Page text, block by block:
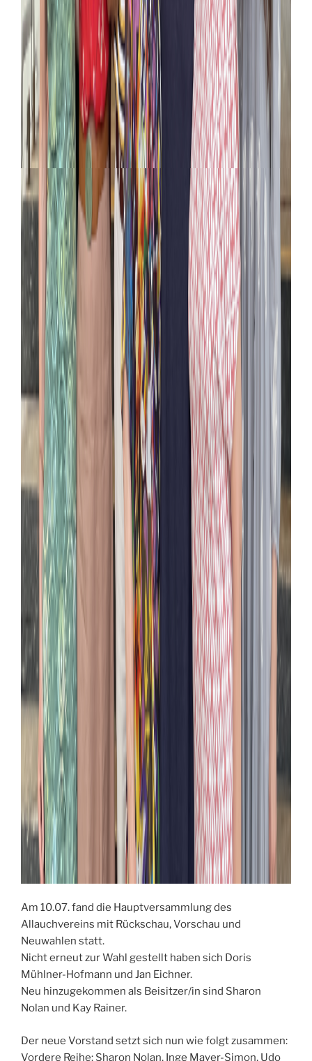
Am 10.07. fand die Hauptversammlung des
Allauchvereins mit Rückschau, Vorschau und
Neuwahlen statt.
Nicht erneut zur Wahl gestellt haben sich Doris
Mühlner-Hofmann und Jan Eichner.
Neu hinzugekommen als Beisitzer/in sind Sharon
Nolan und Kay Rainer.
Der neue Vorstand setzt sich nun wie folgt zusammen:
Vordere Reihe: Sharon Nolan, Inge Mayer-Simon, Udo